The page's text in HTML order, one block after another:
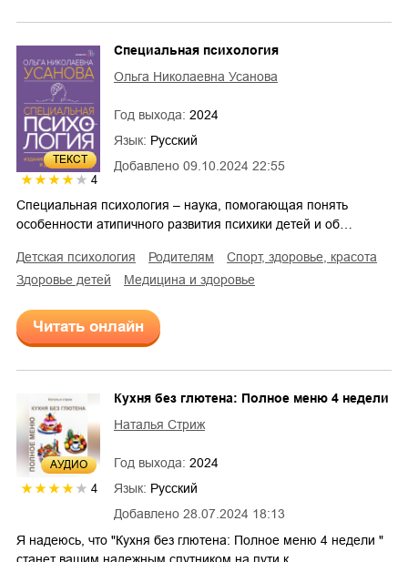
ТЕКСТ
4
Добавлено 09.10.2024 22:55
Специальная психология
Ольга Николаевна Усанова
Год выхода: 2024
Язык: Русский
Специальная психология – наука, помогающая понять
особенности атипичного развития психики детей и об…
детская психология родителям
спорт, здоровье, красота
здоровье детей
медицина и здоровье
Читать онлайн
AУДИО
4
Добавлено 28.07.2024 18:13
Кухня без глютена: Полное меню 4 недели
Наталья Стриж
Год выхода: 2024
Язык: Русский
Я надеюсь, что "Кухня без глютена: Полное меню 4 недели "